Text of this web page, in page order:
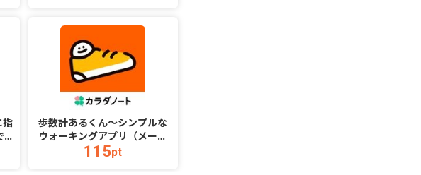
指
歩数計あるくん〜シンプルな
ウォーキングアプリ（メール
アドレス登録完了）（iOS）
115pt